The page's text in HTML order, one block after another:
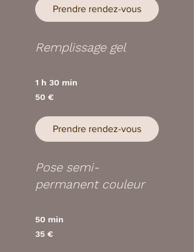
Prendre rendez-vous
Remplissage gel
1 h 30 min
euros
50 €
Prendre rendez-vous
Pose semi-
permanent couleur
50 min
euros
35 €